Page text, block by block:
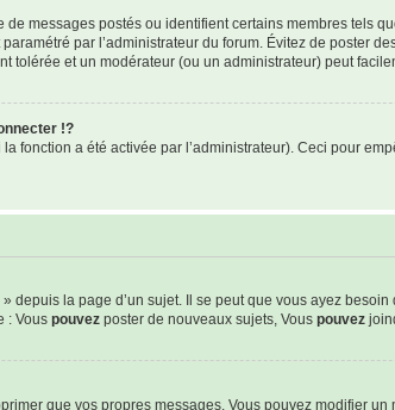
messages postés ou identifient certains membres tels
par l’administrateur du forum. Évitez de poster
tolérée et un modérateur (ou un administrateur) peut
!?
fonction a été activée par l’administrateur). Ceci pour
la page d’un sujet. Il se peut que vous ayez
: Vous pouvez poster de nouveaux sujets, Vous pouvez
que vos propres messages. Vous pouvez modifier